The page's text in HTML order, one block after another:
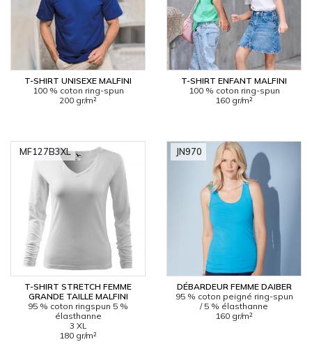
T-SHIRT UNISEXE MALFINI
100 % coton ring-spun
200 gr/m²
T-SHIRT ENFANT MALFINI
100 % coton ring-spun
160 gr/m²
T-SHIRT STRETCH FEMME
GRANDE TAILLE MALFINI
95 % coton ringspun 5 %
élasthanne
3 XL
180 gr/m²
MF127B3XL
DÉBARDEUR FEMME DAIBER
95 % coton peigné ring-spun
/ 5 % élasthanne
160 gr/m²
JN970